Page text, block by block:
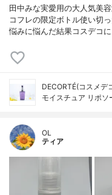
田中みな実愛用の大人気美
コフレの限定ボトル使い切
悩みに悩んだ結果コスデコ
DECORTÉ(コスメデ
モイスチュア リポソ
OL
ティア